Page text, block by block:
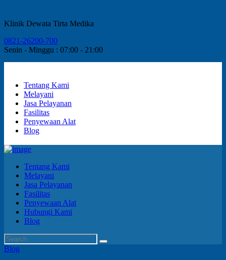
Klinik Dewata Tirta Medika
0821-26200-700
Senin - Minggu : 07:00 - 21:00
Tentang Kami
Melayani
Jasa Pelayanan
Fasilitas
Penyewaan Alat
Blog
Tentang Kami
Melayani
Jasa Pelayanan
Fasilitas
Penyewaan Alat
Hubungi Kami
Blog
Blog